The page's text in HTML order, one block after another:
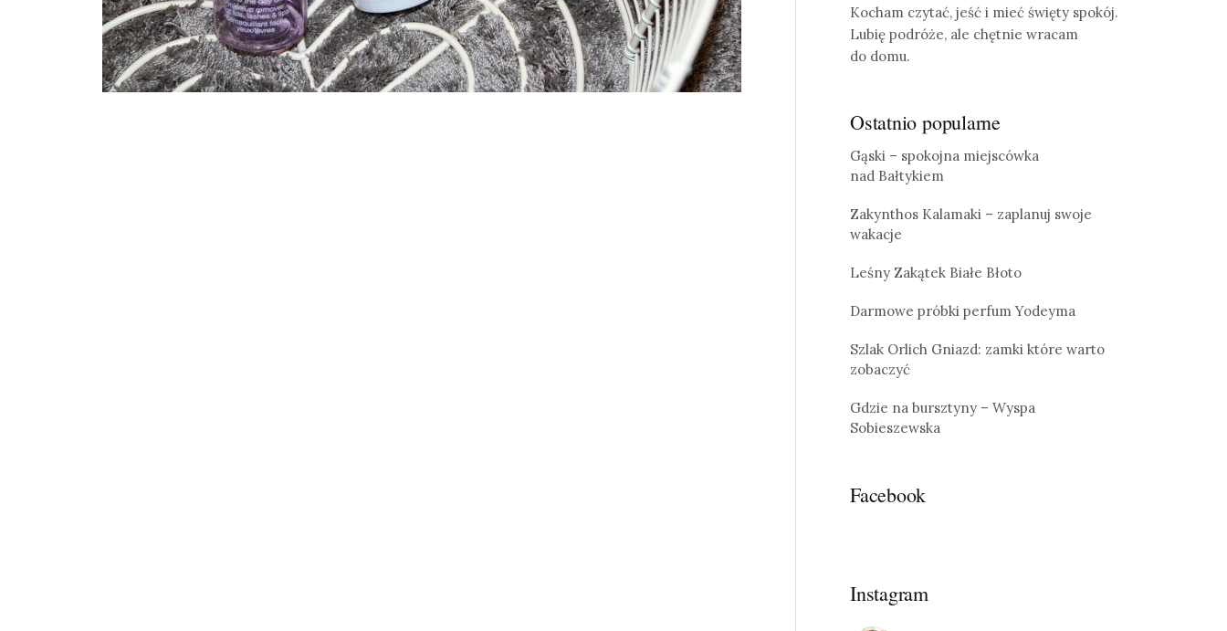
Kocham czytać, jeść i mieć święty spokój.
Lubię podróże, ale chętnie wracam
do domu.
Ostatnio popularne
Gąski – spokojna miejscówka
nad Bałtykiem
Zakynthos Kalamaki – zaplanuj swoje
wakacje
Leśny Zakątek Białe Błoto
Darmowe próbki perfum Yodeyma
Szlak Orlich Gniazd: zamki które warto
zobaczyć
Gdzie na bursztyny – Wyspa
Sobieszewska
Facebook
Instagram